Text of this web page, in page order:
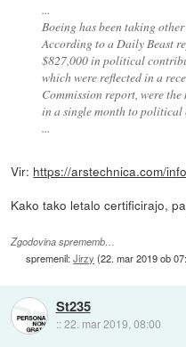
...
Boeing has been taking
According to a Daily Beast
$827,000 in political
which were reflected in a
Commission report, were
in a single month to political
...
Vir: https://arstechnica.com/
Kako tako letalo certificirajo,
Zgodovina sprememb…
spremenil:Jirzy (22. mar 2019 ob
St235
::22. mar 2019, 08:00